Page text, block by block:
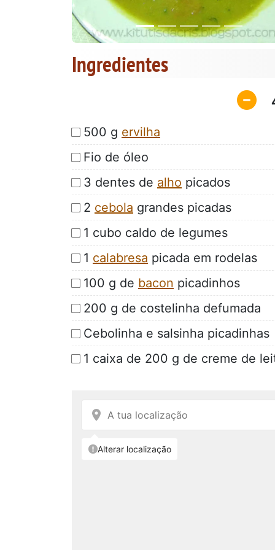
Ingredientes
500 g ervilha
Fio de óleo
3 dentes de alho picados
2 cebola grandes picadas
1 cubo caldo de legumes
1 calabresa picada em rodelas
100 g de bacon picadinhos
200 g de costelinha defumada
Cebolinha e salsinha picadinhas
1 caixa de 200 g de creme de